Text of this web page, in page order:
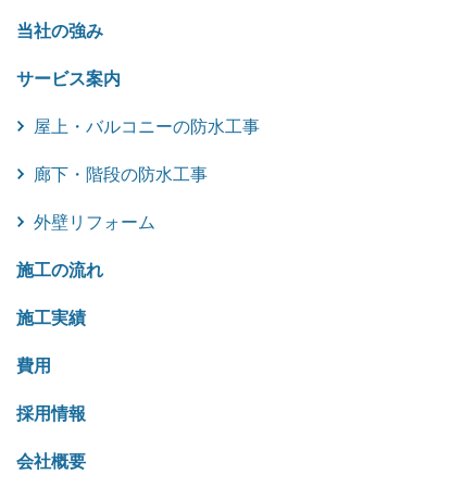
当社の強み
サービス案内
屋上・バルコニーの防水工事
廊下・階段の防水工事
外壁リフォーム
施工の流れ
施工実績
費用
採用情報
会社概要